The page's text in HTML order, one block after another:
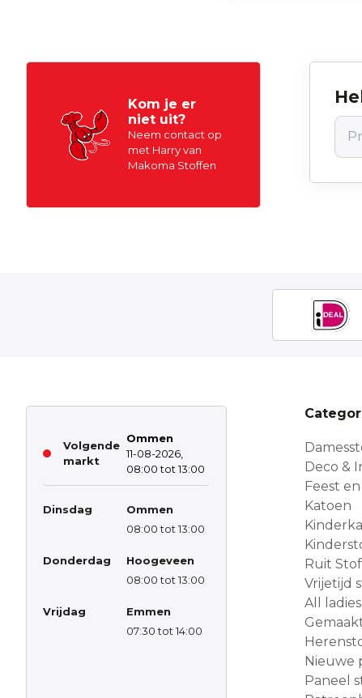
Kom je er
niet uit?
Neem contact op
met Harry van
Makoma Stoffen
Volgende
markt
Ommen
11-08-2026,
08:00 tot 13:00
Dinsdag
Ommen
08:00 tot 13:00
Donderdag
Hoogeveen
08:00 tot 13:00
Vrijdag
Emmen
07:30 tot 14:00
Deco &
Feest en
Katoen
Ruit
Vrijetijd
All
Nieuwe
Paneel